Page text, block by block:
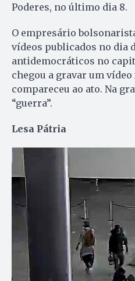
Poderes, no último dia 8.
O empresário
vídeos publicados no dia
antidemocráticos no
chegou a gravar um
compareceu ao ato. Na
“guerra”.
Lesa Pátria